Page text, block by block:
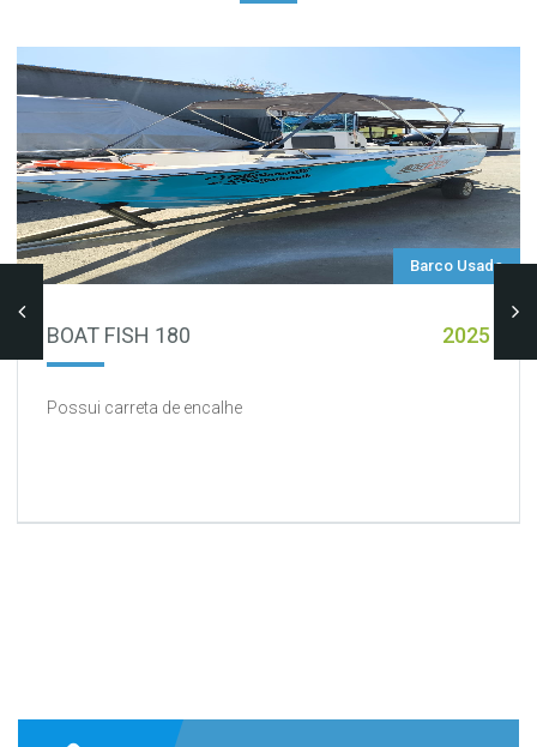
Barco Usado
BOAT FISH 180 2025
Possui carreta de encalhe